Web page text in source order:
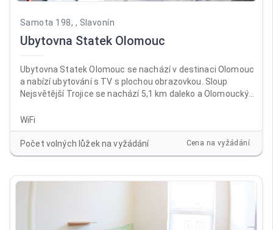
Samota 198, , Slavonín
Ubytovna Statek Olomouc
Ubytovna Statek Olomouc se nachází v destinaci Olomouc
a nabízí ubytování s TV s plochou obrazovkou. Sloup
Nejsvětější Trojice se nachází 5,1 km daleko a Olomoucký
prostorách a na místě je k dispozici soukromé parkoviště.
WiFi
Počet volných lůžek na vyžádání Cena na vyžádání